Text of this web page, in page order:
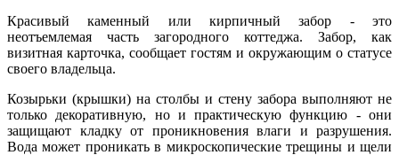
Красивый каменный или кирпичный забор - это
неотъемлемая часть загородного коттеджа. Забор, как
визитная карточка, сообщает гостям и окружающим о статусе
своего владельца.
Козырьки (крышки) на столбы и стену забора выполняют не
только декоративную, но и практическую функцию - они
защищают кладку от проникновения влаги и разрушения.
Вода может проникать в микроскопические трещины и щели